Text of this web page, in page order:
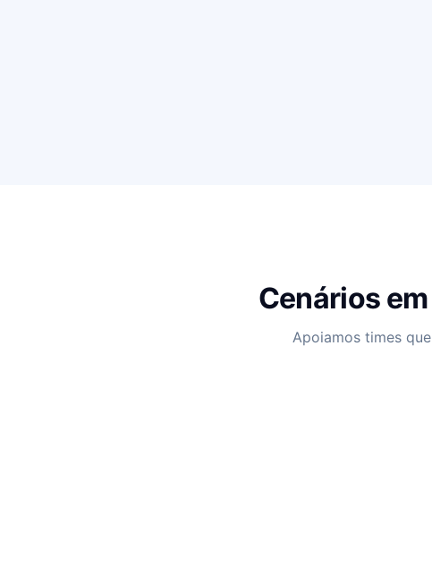
Cenários
Apoiamos times